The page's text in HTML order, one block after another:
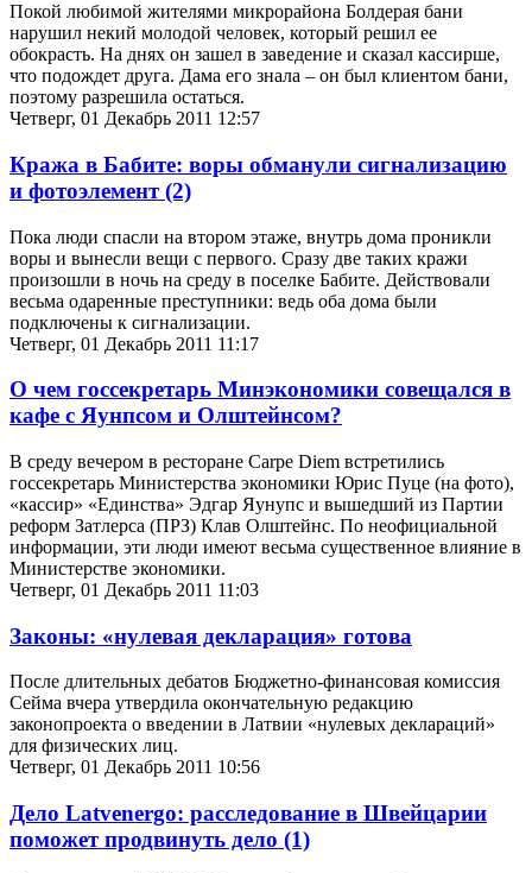
Покой любимой жителями микрорайона Болдерая бани
нарушил некий молодой человек, который решил ее
обокрасть. На днях он зашел в заведение и сказал кассирше,
что подождет друга. Дама его знала – он был клиентом бани,
поэтому разрешила остаться.
Четверг, 01 Декабрь 2011 12:57
Кража в Бабите: воры обманули сигнализацию
и фотоэлемент(2)
Пока люди спасли на втором этаже, внутрь дома проникли
воры и вынесли вещи с первого. Сразу две таких кражи
произошли в ночь на среду в поселке Бабите. Действовали
весьма одаренные преступники: ведь оба дома были
подключены к сигнализации.
Четверг, 01 Декабрь 2011 11:17
О чем госсекретарь Минэкономики совещался в
кафе с Яунпсом и Олштейнсом?
В среду вечером в ресторане Carpe Diem встретились
госсекретарь Министерства экономики Юрис Пуце (на фото),
«кассир» «Единства» Эдгар Яунупс и вышедший из Партии
реформ Затлерса (ПРЗ) Клав Олштейнс. По неофициальной
информации, эти люди имеют весьма существенное влияние в
Министерстве экономики.
Четверг, 01 Декабрь 2011 11:03
Законы: «нулевая декларация» готова
После длительных дебатов Бюджетно-финансовая комиссия
Сейма вчера утвердила окончательную редакцию
законопроекта о введении в Латвии «нулевых деклараций»
для физических лиц.
Четверг, 01 Декабрь 2011 10:56
Дело Latvenergo: расследование в Швейцарии
поможет продвинуть дело (1)